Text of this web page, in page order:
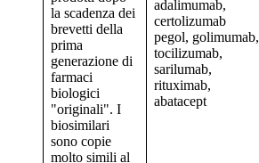
la scadenza dei
brevetti della
prima
generazione di
farmaci
biologici
"originali". I
biosimilari
sono copie
molto simili al
adalimumab,
certolizumab
pegol, golimumab,
tocilizumab,
sarilumab,
rituximab,
abatacept